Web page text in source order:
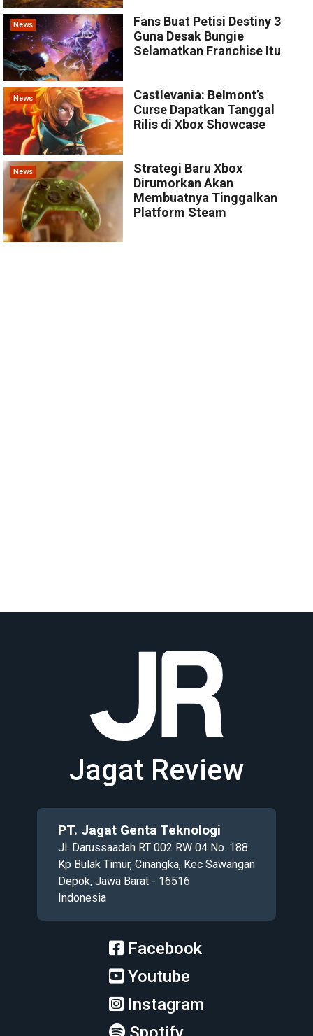
News
Fans Buat Petisi Destiny 3
Guna Desak Bungie
Selamatkan Franchise Itu
News
Castlevania: Belmont’s
Curse Dapatkan Tanggal
Rilis di Xbox Showcase
News
Strategi Baru Xbox
Dirumorkan Akan
Membuatnya Tinggalkan
Platform Steam
Jagat Review
PT. Jagat Genta Teknologi
Jl. Darussaadah RT 002 RW 04 No. 188
Kp Bulak Timur, Cinangka, Kec Sawangan
Depok, Jawa Barat - 16516
Indonesia
Facebook
Youtube
Instagram